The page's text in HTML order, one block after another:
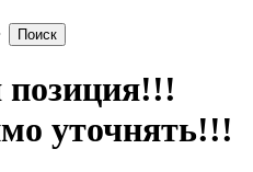
Поиск
уточнять!!!